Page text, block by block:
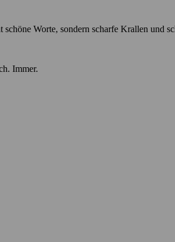
Worte, sondern scharfe Krallen und
Immer.